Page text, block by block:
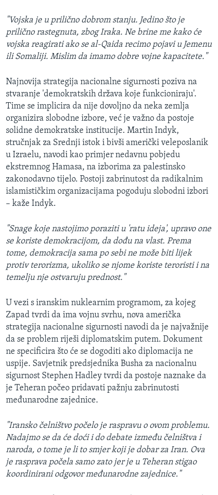
"Vojska je u prilično dobrom stanju. Jedino što je
prilično rastegnuta, zbog Iraka. Ne brine me kako će
vojska reagirati ako se al-Qaida recimo pojavi u Jemenu
ili Somaliji. Mislim da imamo dobre vojne kapacitete."
Najnovija strategija nacionalne sigurnosti poziva na
stvaranje 'demokratskih država koje funkcioniraju'.
Time se implicira da nije dovoljno da neka zemlja
organizira slobodne izbore, već je važno da postoje
solidne demokratske institucije. Martin Indyk,
stručnjak za Srednji istok i bivši američki veleposlanik
u Izraelu, navodi kao primjer nedavnu pobjedu
ekstremnog Hamasa, na izborima za palestinsko
zakonodavno tijelo. Postoji zabrinutost da radikalnim
islamističkim organizacijama pogoduju slobodni izbori
– kaže Indyk.
"Snage koje nastojimo poraziti u 'ratu ideja', upravo one
se koriste demokracijom, da dođu na vlast. Prema
tome, demokracija sama po sebi ne može biti lijek
protiv terorizma, ukoliko se njome koriste teroristi i na
temelju nje ostvaruju prednost."
U vezi s iranskim nuklearnim programom, za kojeg
Zapad tvrdi da ima vojnu svrhu, nova američka
strategija nacionalne sigurnosti navodi da je najvažnije
da se problem riješi diplomatskim putem. Dokument
ne specificira što će se dogoditi ako diplomacija ne
uspije. Savjetnik predsjednika Busha za nacionalnu
sigurnost Stephen Hadley tvrdi da postoje naznake da
je Teheran počeo pridavati pažnju zabrinutosti
međunarodne zajednice.
"Iransko čelništvo počelo je raspravu o ovom problemu.
Nadajmo se da će doći i do debate između čelništva i
naroda, o tome je li to smjer koji je dobar za Iran. Ova
je rasprava počela samo zato jer je u Teheran stigao
koordinirani odgovor međunarodne zajednice."